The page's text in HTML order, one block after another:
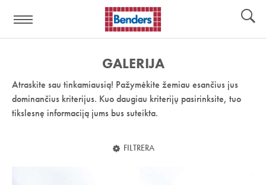
nuoroda:
GALERIJA
Atraskite sau tinkamiausią! Pažymėkite žemiau esančius jus
dominančius kriterijus. Kuo daugiau kriterijų pasirinksite, tuo
tikslesnę informaciją jums bus suteikta.
FILTRERA